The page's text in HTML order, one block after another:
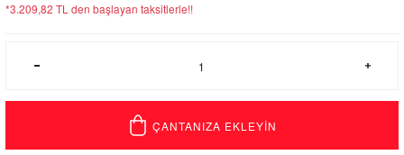
*3.209,82 TL den başlayan taksitlerle!!
ÇANTANIZA EKLEYİN